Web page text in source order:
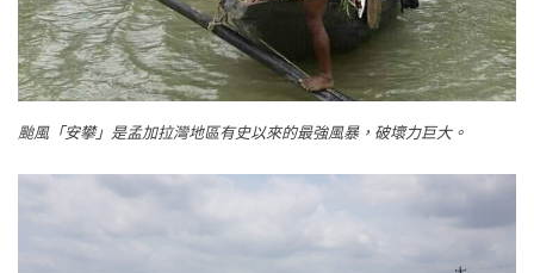
颱風「安攀」是孟加拉灣地區有史以來的最強風暴，破壞力巨大。